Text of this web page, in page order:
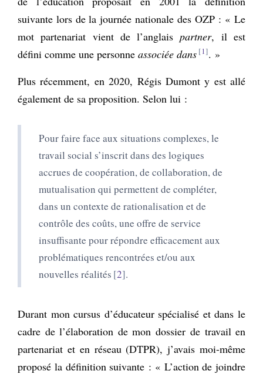
suivante lors de la journée nationale des OZP : « Le
mot partenariat vient de l’anglaispartner, il est
défini comme une personne associée dans 1 . »
Plus récemment, en 2020, Régis Dumont y est allé
également de sa proposition. Selon lui :
Pour faire face aux situations complexes, le
travail social s’inscrit dans des logiques
accrues de coopération, de collaboration, de
mutualisation qui permettent de compléter,
dans un contexte de rationalisation et de
contrôle des coûts, une offre de service
insuffisante pour répondre efficacement aux
problématiques rencontrées et/ou aux
nouvelles réalités 2 .
Durant mon cursus d’éducateur spécialisé et dans le
cadre de l’élaboration de mon dossier de travail en
partenariat et en réseau (DTPR), j’avais moi-même
proposé la définition suivante : « L’action de joindre